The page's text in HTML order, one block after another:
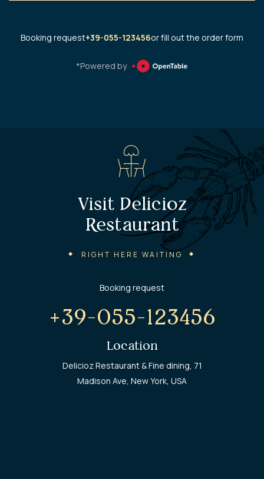
Booking request+39-055-123456or fill out the order form
*Powered by
Visit Delicioz
Restaurant
RIGHT HERE WAITING
Booking request
+39-055-123456
Location
Delicioz Restaurant & Fine dining, 71
Madison Ave, New York, USA